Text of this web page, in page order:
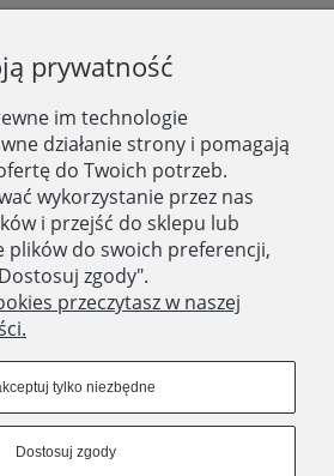
prywatność
im technologie
działanie strony i pomagają
do Twoich potrzeb.
wykorzystanie przez nas
i przejść do sklepu lub
plików do swoich preferencji,
zgody".
przeczytasz w naszej
tylko niezbędne
Dostosuj zgody